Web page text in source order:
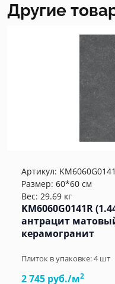
Другие
Артикул:
Размер: 60*60 см
Вес: 29.69 кг
KM6060G0141R
антрацит
керамогранит
Плиток в упаковке:4шт
2 745 руб./м2